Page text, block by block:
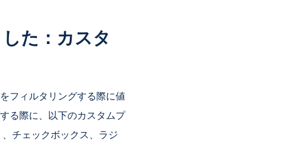
た：カスタ
フィルタリングする際に値
る際に、以下のカスタムプ
チェックボックス、ラジ